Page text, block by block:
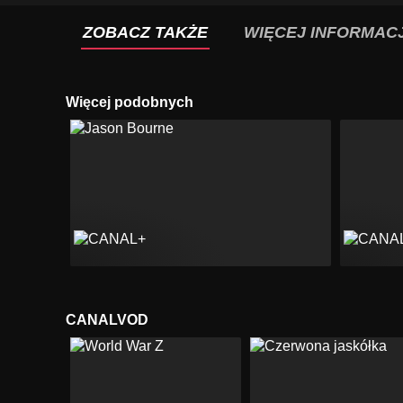
ZOBACZ TAKŻE WIĘCEJ
Więcej podobnych
CANALVOD